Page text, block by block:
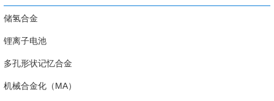
储氢合金
锂离子电池
多孔形状记忆合金
机械合金化（MA）